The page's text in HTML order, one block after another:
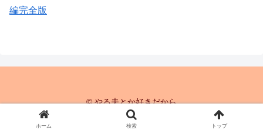
編完全版
© やる夫とか好きだから
ホーム 検索 トップ